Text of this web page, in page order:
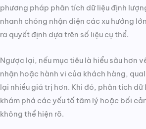
phương pháp phân tích dữ liệu định
nhanh chóng nhận diện các xu hướng
ra quyết định dựa trên số liệu cụ thể.
Ngược lại, nếu mục tiêu là hiểu sâu hơn
nhận hoặc hành vi của khách hàng,
lại nhiều giá trị hơn. Khi đó, phân tích dữ
khám phá các yếu tố tâm lý hoặc bối
không thể hiện rõ.